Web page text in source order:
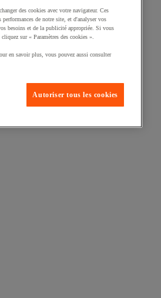
des cookies avec votre navigateur. Ces
de notre site, et d'analyser vos
besoins et de la publicité appropriée. Si vous
sur « Paramètres des cookies ».
en savoir plus, vous pouvez aussi consulter
Autoriser tous les cookies